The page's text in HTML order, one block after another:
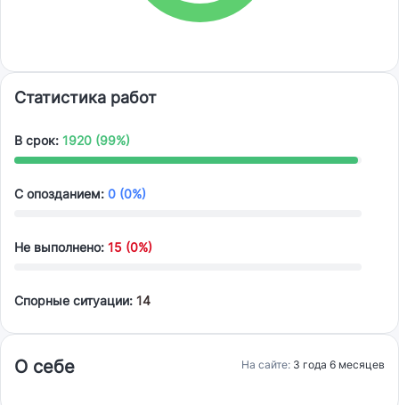
Статистика работ
В срок: 1920 (99%)
С опозданием: 0 (0%)
Не выполнено: 15 (0%)
Спорные ситуации: 14
О себе На сайте: 3 года 6 месяцев